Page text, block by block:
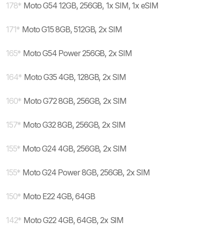
178* Moto G54 12GB, 256GB, 1x SIM, 1x eSIM
171* Moto G15 8GB, 512GB, 2x SIM
165* Moto G54 Power 256GB, 2x SIM
164* Moto G35 4GB, 128GB, 2x SIM
160* Moto G72 8GB, 256GB, 2x SIM
157* Moto G32 8GB, 256GB, 2x SIM
155* Moto G24 4GB, 256GB, 2x SIM
155* Moto G24 Power 8GB, 256GB, 2x SIM
150* Moto E22 4GB, 64GB
142* Moto G22 4GB, 64GB, 2x SIM